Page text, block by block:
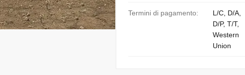
Termini di pagamento:
L/C, D/A,
D/P, T/T,
Western
Union